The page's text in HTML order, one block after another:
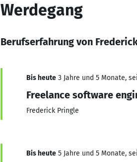
Werdegang
Berufserfahrung von
Bis heute 3 Jahre und 5 Monate,
Freelance software
Frederick Pringle
Bis heute 5 Jahre und 5 Monate,